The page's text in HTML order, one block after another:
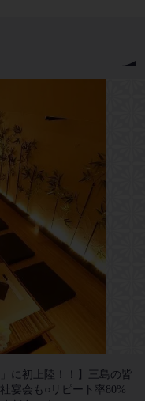
に初上陸！！】三島の皆
宴会も○リピート率80%